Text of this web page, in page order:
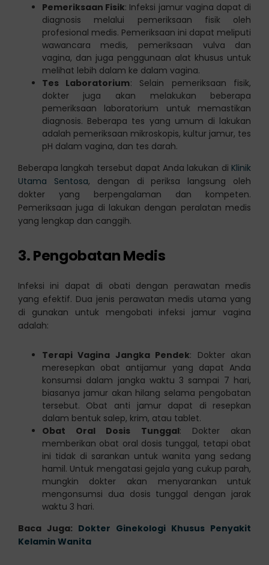
Pemeriksaan Fisik: Infeksi jamur vagina dapat di
diagnosis melalui pemeriksaan fisik oleh
profesional medis. Pemeriksaan ini dapat meliputi
wawancara medis, pemeriksaan vulva dan
vagina, dan juga penggunaan alat khusus untuk
melihat lebih dalam ke dalam vagina.
Tes Laboratorium: Selain pemeriksaan fisik,
dokter juga akan melakukan beberapa
pemeriksaan laboratorium untuk memastikan
diagnosis. Beberapa tes yang umum di lakukan
adalah pemeriksaan mikroskopis, kultur jamur, tes
pH dalam vagina, dan tes darah.
Beberapa langkah tersebut dapat Anda lakukan di Klinik
Utama Sentosa, dengan di periksa langsung oleh
dokter yang berpengalaman dan kompeten.
Pemeriksaan juga di lakukan dengan peralatan medis
yang lengkap dan canggih.
3. Pengobatan Medis
Infeksi ini dapat di obati dengan perawatan medis
yang efektif. Dua jenis perawatan medis utama yang
di gunakan untuk mengobati infeksi jamur vagina
adalah:
Terapi Vagina Jangka Pendek: Dokter akan
meresepkan obat antijamur yang dapat Anda
konsumsi dalam jangka waktu 3 sampai 7 hari,
biasanya jamur akan hilang selama pengobatan
tersebut. Obat anti jamur dapat di resepkan
dalam bentuk salep, krim, atau tablet.
Obat Oral Dosis Tunggal: Dokter akan
memberikan obat oral dosis tunggal, tetapi obat
ini tidak di sarankan untuk wanita yang sedang
hamil. Untuk mengatasi gejala yang cukup parah,
mungkin dokter akan menyarankan untuk
mengonsumsi dua dosis tunggal dengan jarak
waktu 3 hari.
Baca Juga: Dokter Ginekologi Khusus Penyakit
Kelamin Wanita